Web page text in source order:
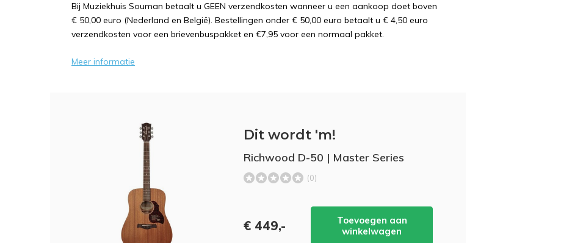
Bij Muziekhuis Souman betaalt u GEEN verzendkosten wanneer u een aankoop doet boven
€ 50,00 euro (Nederland en België). Bestellingen onder € 50,00 euro betaalt u € 4,50 euro
verzendkosten voor een brievenbuspakket en €7,95 voor een normaal pakket.
Meer informatie
Dit wordt 'm!
Richwood D-50 | Master Series
(0)
€ 449,-
Toevoegen aan
winkelwagen